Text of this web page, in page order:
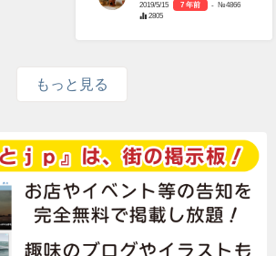
2019/5/15 7 年前
- №4866
2805
もっと見る